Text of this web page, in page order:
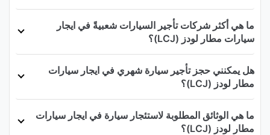
ما هي أكثر شركات تأجير السيارات شعبيةً في ايجار
سيارات مطار لودز (LCJ)؟
هل يمكنني حجز تأجير سيارة شهري في ايجار سيارات
مطار لودز (LCJ)؟
ما هي الوثائق المطلوبة لاستئجار سيارة في ايجار سيارات
مطار لودز (LCJ)؟